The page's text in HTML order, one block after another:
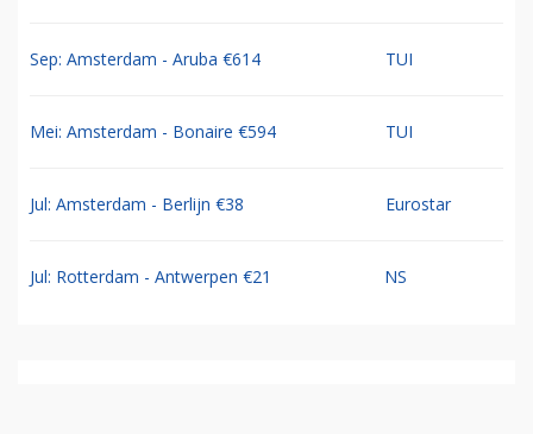
Sep: Amsterdam - Aruba €614 TUI
Mei: Amsterdam - Bonaire €594 TUI
Jul: Amsterdam - Berlijn €38 Eurostar
Jul: Rotterdam - Antwerpen €21 NS